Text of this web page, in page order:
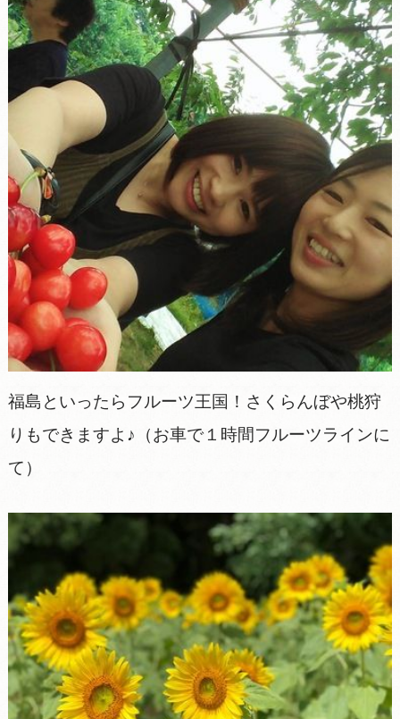
福島といったらフルーツ王国！さくらんぼや桃狩
りもできますよ♪（お車で１時間フルーツラインに
て）